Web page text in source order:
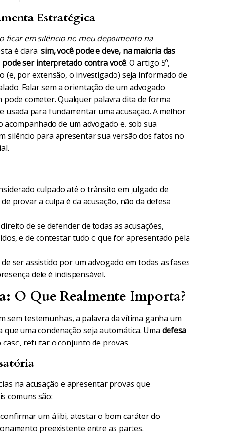
Estratégica
ficar em silêncio no meu depoimento na
é clara: sim, você pode e deve, na maioria das
pode ser interpretado contra você. O artigo 5º,
(e, por extensão, o investigado) seja informado de
Falar sem a orientação de um advogado
cometer. Qualquer palavra dita de forma
usada para fundamentar uma acusação. A melhor
de um advogado e, sob sua
silêncio para apresentar sua versão dos fatos no
culpado até o trânsito em julgado de
provar a culpa é da acusação, não da defesa
de se defender de todas as acusações,
e de contestar tudo o que for apresentado pela
ser assistido por um advogado em todas as fases
dele é indispensável.
O Que Realmente Importa?
sem testemunhas, a palavra da vítima ganha um
uma condenação seja automática. Uma defesa
refutar o conjunto de provas.
na acusação e apresentar provas que
comuns são:
um álibi, atestar o bom caráter do
preexistente entre as partes.